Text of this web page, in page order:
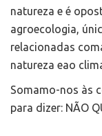
natureza e é
agroecologia,
relacionadas
natureza eao
Somamo-nos às
para dizer: NÃO